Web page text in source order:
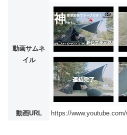
動画サムネ
イル
動画URL https://